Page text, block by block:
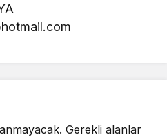
Gerekli alanlar